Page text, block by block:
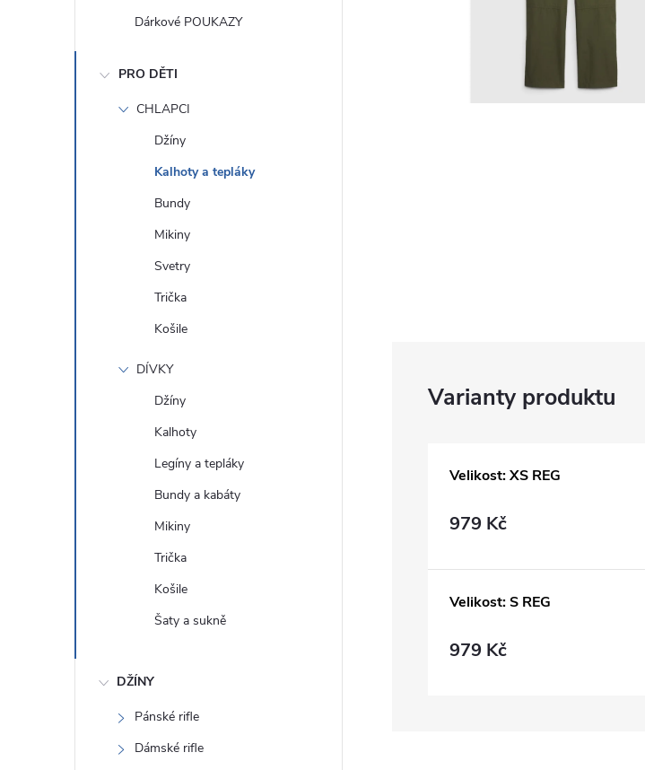
Dárkové POUKAZY
PRO DĚTI
CHLAPCI
Džíny
Kalhoty a tepláky
Bundy
Mikiny
Svetry
Trička
Košile
DÍVKY
Džíny
Kalhoty
Legíny a tepláky
Bundy a kabáty
Mikiny
Trička
Košile
Šaty a sukně
DŽÍNY
Pánské rifle
Dámské rifle
Velikost: XS REG
979 Kč
Velikost: S REG
979 Kč